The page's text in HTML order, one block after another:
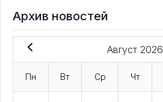
Архив новостей
Август 2026
Пн Вт Ср Чт